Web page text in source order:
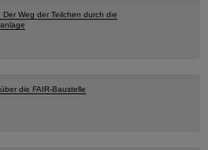
Der Weg der Teilchen durch die
die FAIR-Baustelle